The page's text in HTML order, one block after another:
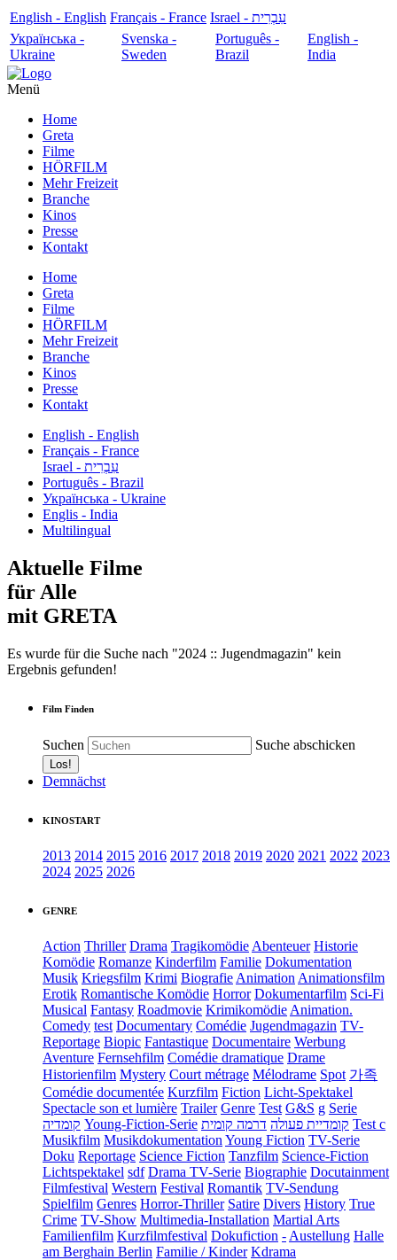
English - English Français - France
עִבְרִית - Israel
Українська -
Ukraine
Svenska -
Sweden
Português -
Brazil
English -
India
Menü
Home
Greta
Filme
HÖRFILM
Mehr Freizeit
Branche
Kinos
Presse
Kontakt
Home
Greta
Filme
HÖRFILM
Mehr Freizeit
Branche
Kinos
Presse
Kontakt
English - English
Français - France
עִבְרִית - Israel
Português - Brazil
Українська - Ukraine
Englis - India
Multilingual
Aktuelle Filme
für Alle
mit GRETA
Es wurde für die Suche nach "2024 :: Jugendmagazin" kein
Ergebnis gefunden!
Film Finden
Suchen Suche abschicken
Demnächst
KINOSTART
2013 2014 2015 2016 2017 2018 2019 2020 2021 2022 2023
2024 2025 2026
GENRE
Action Thriller Drama Tragikomödie Abenteuer Historie
Komödie Romanze Kinderfilm Familie Dokumentation
Musik Kriegsfilm Krimi Biografie Animation Animationsfilm
Erotik Romantische Komödie Horror Dokumentarfilm Sci-Fi
Musical Fantasy Roadmovie Krimikomödie Animation.
Comedy test Documentary Comédie Jugendmagazin TV-
Reportage Biopic Fantastique Documentaire Werbung
Aventure Fernsehfilm Comédie dramatique Drame
Historienfilm Mystery Court métrage Mélodrame Spot 가족
Comédie documentée Kurzfilm Fiction Licht-Spektakel
Spectacle son et lumière Trailer Genre Test G&S g Serie
קומדיה Young-Fiction-Serie קומדיית פעולה דרמה קומית
Test c
Musikfilm Musikdokumentation Young Fiction TV-Serie
Doku Reportage Science Fiction Tanzfilm Science-Fiction
Lichtspektakel sdf Drama TV-Serie Biographie Docutainment
Filmfestival Western Festival Romantik TV-Sendung
Spielfilm Genres Horror-Thriller Satire Divers History True
Crime TV-Show Multimedia-Installation Martial Arts
Familienfilm Kurzfilmfestival Dokufiction - Austellung Halle
am Berghain Berlin Familie / Kinder Kdrama